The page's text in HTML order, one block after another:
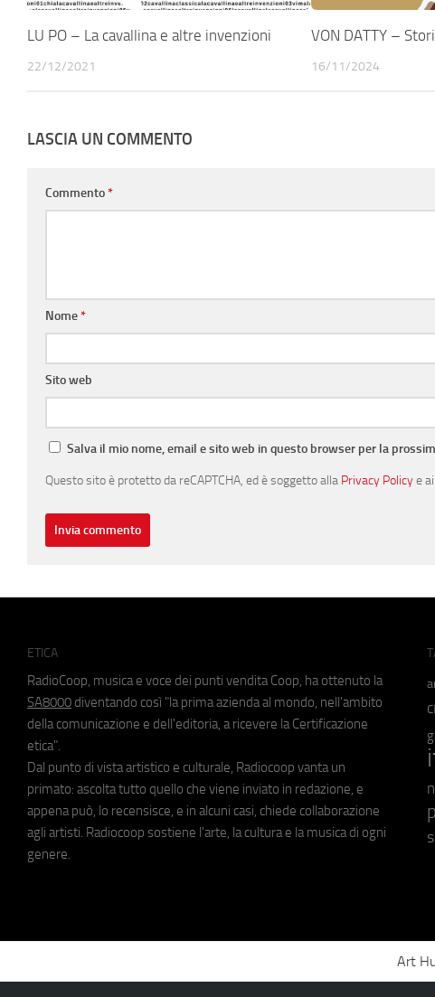
LU PO – La cavallina e altre invenzioni
22/12/2021
VON DATTY –
16/11/2024
LASCIA UN COMMENTO
Commento*
Nome*
Sito web
Salva il mio nome, email e sito web in questo browser per la
Questo sito è protetto da reCAPTCHA, ed è soggetto alla Privacy Policye ai
ETICA
RadioCoop, musica e voce dei punti vendita Coop, ha ottenuto la
SA8000 diventando così "la prima azienda al mondo, nell'ambito
della comunicazione e dell'editoria, a ricevere la Certificazione
etica".
Dal punto di vista artistico e culturale, Radiocoop vanta un
primato: ascolta tutto quello che viene inviato in redazione, e
appena può, lo recensisce, e in alcuni casi, chiede collaborazione
agli artisti. Radiocoop sostiene l'arte, la cultura e la musica di ogni
genere.
Art